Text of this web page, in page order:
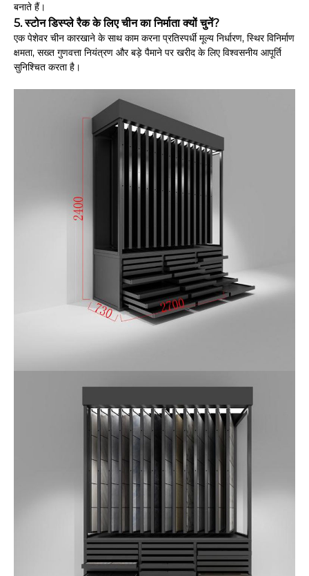
बनाते हैं।
5. स्टोन डिस्प्ले रैक के लिए चीन का निर्माता क्यों चुनें?
एक पेशेवर चीन कारखाने के साथ काम करना प्रतिस्पर्धी मूल्य निर्धारण, स्थिर विनिर्माण
क्षमता, सख्त गुणवत्ता नियंत्रण और बड़े पैमाने पर खरीद के लिए विश्वसनीय आपूर्ति
सुनिश्चित करता है।